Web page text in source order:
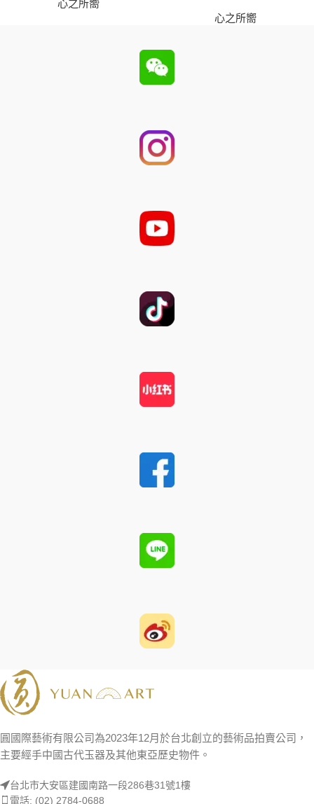
心之所嚮
心之所嚮
圓國際藝術有限公司為2023年12月於台北創立的藝術品拍賣公司，
主要經手中國古代玉器及其他東亞歷史物件。
台北市大安區建國南路一段286巷31號1樓
電話: (02) 2784-0688